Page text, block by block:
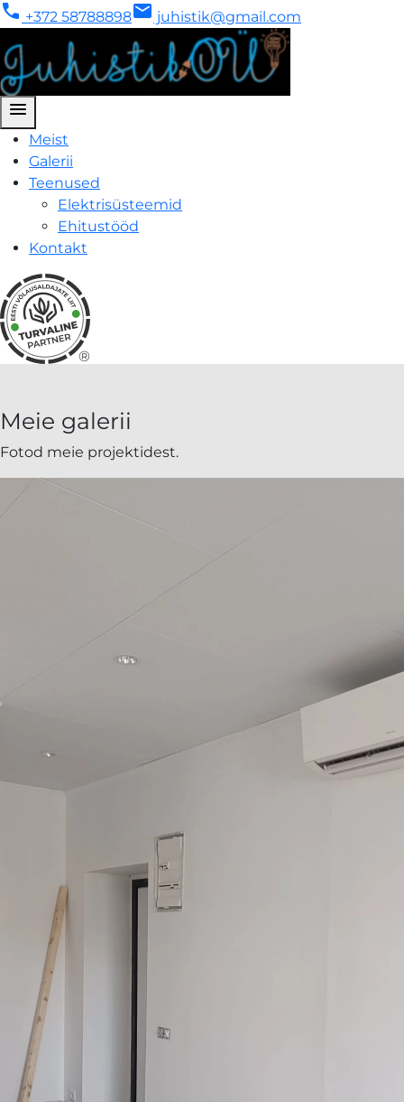
phone +372 58788898mail juhistik@gmail.com
menu
Meist
Galerii
Teenused
Elektrisüsteemid
Ehitustööd
Kontakt
®
|
JUHISTIK
OÜ
Meie galerii
Fotod meie projektidest.